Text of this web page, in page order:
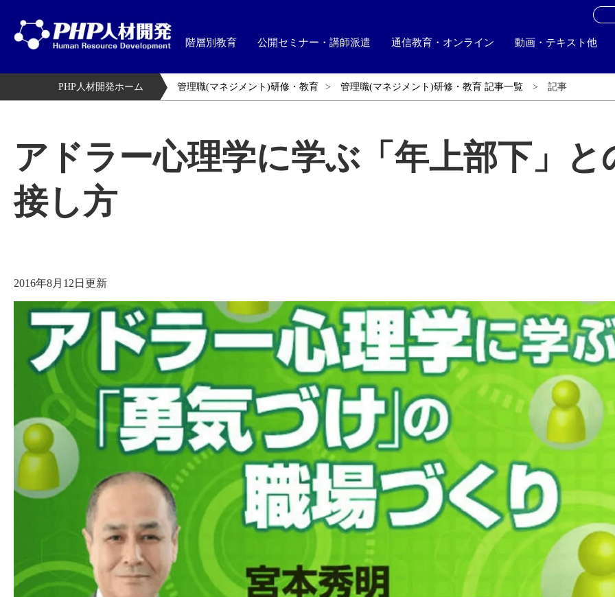
階層別教育 公開セミナー・講師派遣 通信教育・オンライン 動画・テキスト他
PHP人材開発ホーム 管理職(マネジメント)研修・教育 管理職(マネジメント)研修・教育 記事一覧 記事
アドラー心理学に学ぶ「年上部下」と
接し方
2016年8月12日更新